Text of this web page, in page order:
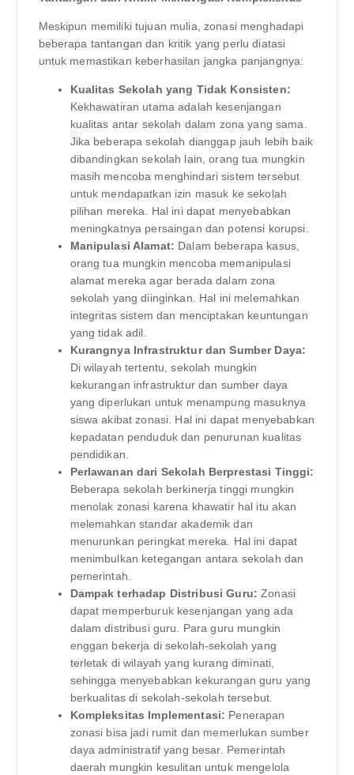
Meskipun memiliki tujuan mulia, zonasi menghadapi
beberapa tantangan dan kritik yang perlu diatasi
untuk memastikan keberhasilan jangka panjangnya:
Kualitas Sekolah yang Tidak Konsisten:
Kekhawatiran utama adalah kesenjangan
kualitas antar sekolah dalam zona yang sama.
Jika beberapa sekolah dianggap jauh lebih baik
dibandingkan sekolah lain, orang tua mungkin
masih mencoba menghindari sistem tersebut
untuk mendapatkan izin masuk ke sekolah
pilihan mereka. Hal ini dapat menyebabkan
meningkatnya persaingan dan potensi korupsi.
Manipulasi Alamat: Dalam beberapa kasus,
orang tua mungkin mencoba memanipulasi
alamat mereka agar berada dalam zona
sekolah yang diinginkan. Hal ini melemahkan
integritas sistem dan menciptakan keuntungan
yang tidak adil.
Kurangnya Infrastruktur dan Sumber Daya:
Di wilayah tertentu, sekolah mungkin
kekurangan infrastruktur dan sumber daya
yang diperlukan untuk menampung masuknya
siswa akibat zonasi. Hal ini dapat menyebabkan
kepadatan penduduk dan penurunan kualitas
pendidikan.
Perlawanan dari Sekolah Berprestasi Tinggi:
Beberapa sekolah berkinerja tinggi mungkin
menolak zonasi karena khawatir hal itu akan
melemahkan standar akademik dan
menurunkan peringkat mereka. Hal ini dapat
menimbulkan ketegangan antara sekolah dan
pemerintah.
Dampak terhadap Distribusi Guru: Zonasi
dapat memperburuk kesenjangan yang ada
dalam distribusi guru. Para guru mungkin
enggan bekerja di sekolah-sekolah yang
terletak di wilayah yang kurang diminati,
sehingga menyebabkan kekurangan guru yang
berkualitas di sekolah-sekolah tersebut.
Kompleksitas Implementasi: Penerapan
zonasi bisa jadi rumit dan memerlukan sumber
daya administratif yang besar. Pemerintah
daerah mungkin kesulitan untuk mengelola